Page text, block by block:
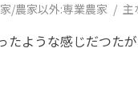
/農家以外:専業農家 主
ような感じだつた